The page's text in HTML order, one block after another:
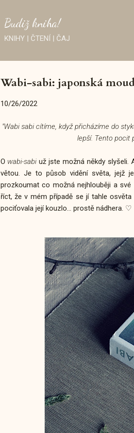
Budiž kniha!
KNIHY | ČTENÍ | ČAJ
Wabi-sabi: japonská
10/26/2022
"Wabi sabi cítíme, když přicházíme do
lepší. Tento pocit
O wabi-sabi už jste možná někdy slyšeli.
větou. Je to působ vidění světa, jejž
prozkoumat co možná nejhlouběji a
říct, že v mém případě se jí tahle
pociťovala její kouzlo... prostě nádhera. ♡